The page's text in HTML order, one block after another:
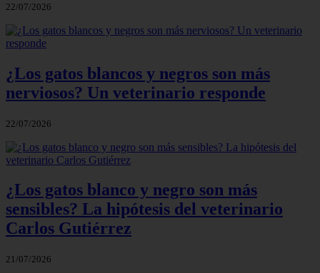
22/07/2026
¿Los gatos blancos y negros son más
nerviosos? Un veterinario responde
22/07/2026
¿Los gatos blanco y negro son más
sensibles? La hipótesis del veterinario
Carlos Gutiérrez
21/07/2026